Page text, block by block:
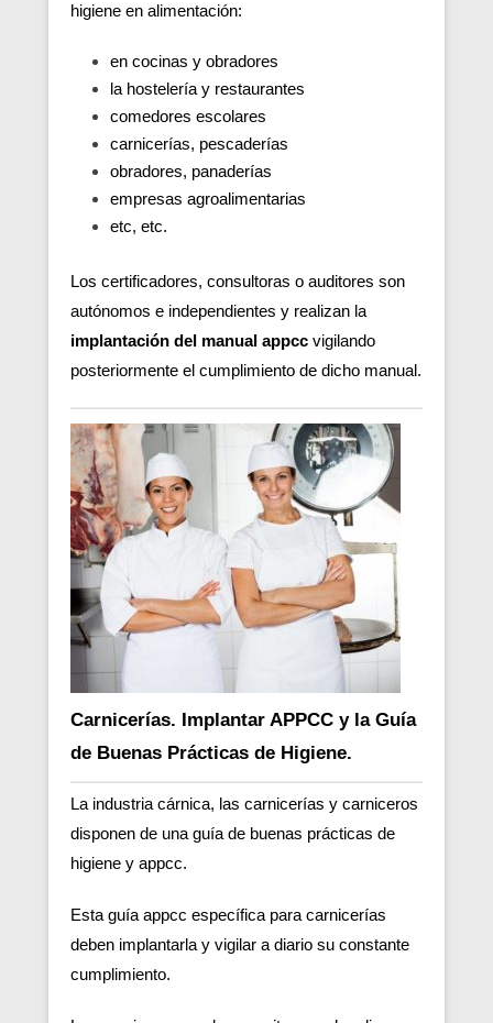
higiene en alimentación:
en cocinas y obradores
la hostelería y restaurantes
comedores escolares
carnicerías, pescaderías
obradores, panaderías
empresas agroalimentarias
etc, etc.
Los certificadores, consultoras o auditores son
autónomos e independientes y realizan la
implantación del manual appcc vigilando
posteriormente el cumplimiento de dicho manual.
Carnicerías. Implantar APPCC y la Guía
de Buenas Prácticas de Higiene.
La industria cárnica, las carnicerías y carniceros
disponen de una guía de buenas prácticas de
higiene y appcc.
Esta guía appcc específica para carnicerías
deben implantarla y vigilar a diario su constante
cumplimiento.